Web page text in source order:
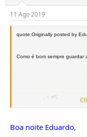
11 Ago 2019
quote:Originally posted by
Como é bom sempre guardar
Boa noite Eduardo,